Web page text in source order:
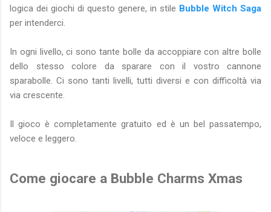
logica dei giochi di questo genere, in stile Bubble Witch Saga
per intenderci.
In ogni livello, ci sono tante bolle da accoppiare con altre bolle
dello stesso colore da sparare con il vostro cannone
sparabolle. Ci sono tanti livelli, tutti diversi e con difficoltà via
via crescente.
Il gioco è completamente gratuito ed è un bel passatempo,
veloce e leggero.
Come giocare a Bubble Charms Xmas